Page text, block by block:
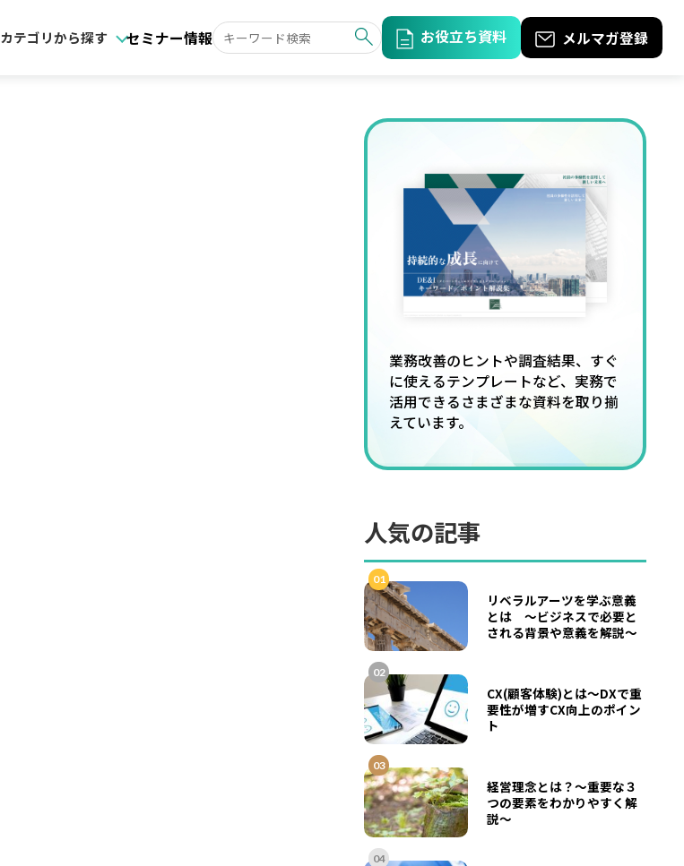
カテゴリから探す セミナー情報 お役立ち資料 メルマガ登録
業務改善のヒントや調査結果、すぐ
に使えるテンプレートなど、実務で
活用できるさまざまな資料を取り揃
えています。
人気の記事
01
リベラルアーツを学ぶ意義
とは ～ビジネスで必要と
される背景や意義を解説～
02
CX(顧客体験)とは～DXで重
要性が増すCX向上のポイン
ト
03
経営理念とは？～重要な３
つの要素をわかりやすく解
説～
04